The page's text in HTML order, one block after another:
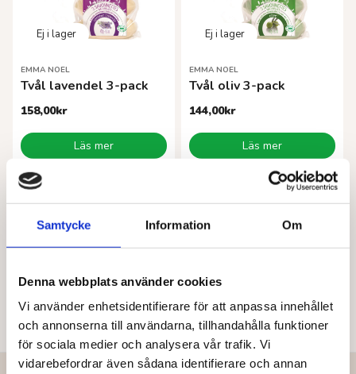
Samtycke Information Om
Denna webbplats använder cookies
Vi använder enhetsidentifierare för att anpassa innehållet
och annonserna till användarna, tillhandahålla funktioner
för sociala medier och analysera vår trafik. Vi
vidarebefordrar även sådana identifierare och annan
EMMA NOEL
Tvål lavendel 3-pack
158,00kr
Läs mer
EMMA NOEL
Tvål oliv 3-pack
144,00kr
Läs mer